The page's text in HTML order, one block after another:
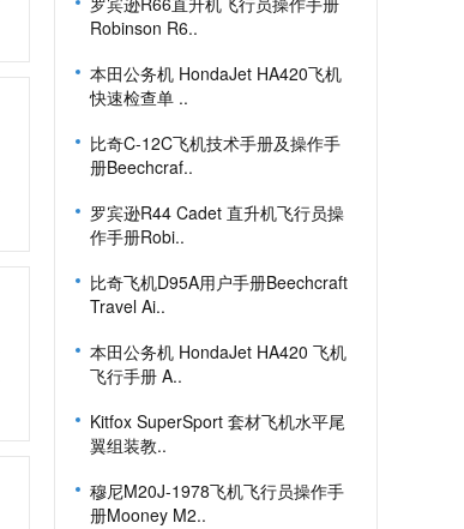
Robinson R6..
本田公务机 HondaJet HA420飞机
快速检查单 ..
比奇C-12C飞机技术手册及操作手
册Beechcraf..
罗宾逊R44 Cadet 直升机飞行员操
作手册Robi..
比奇飞机D95A用户手册Beechcraft
Travel Ai..
本田公务机 HondaJet HA420 飞机
飞行手册 A..
Kitfox SuperSport 套材飞机水平尾
翼组装教..
穆尼M20J-1978飞机飞行员操作手
册Mooney M2..